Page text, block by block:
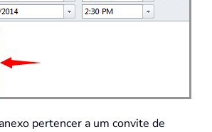
pertencer a um convite de